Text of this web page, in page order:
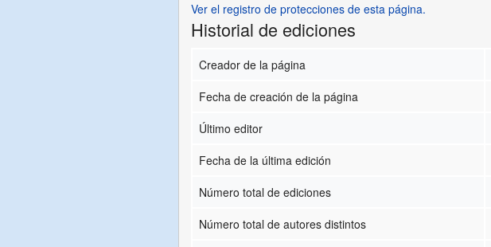
Ver el registro de protecciones de esta página.
Historial de ediciones
Creador de la página
Fecha de creación de la página
Último editor
Fecha de la última edición
Número total de ediciones
Número total de autores distintos